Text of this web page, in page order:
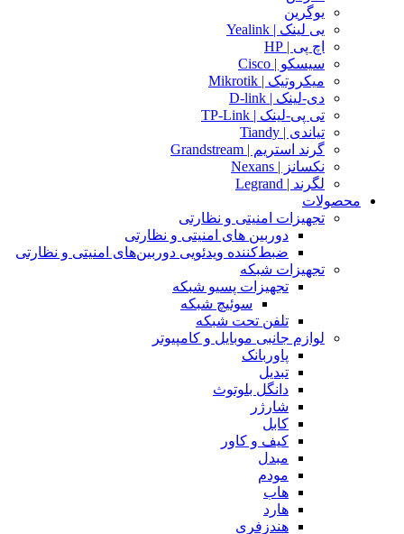
یوگرین
یی لینک | Yealink
اچ پی | HP
سیسکو | Cisco
میکروتیک | Mikrotik
دی-لینک | D-link
تی پی-لینک | TP-Link
تیاندی | Tiandy
گرند استریم | Grandstream
نکسانز | Nexans
لگرند | Legrand
محصولات
تجهیزات امنیتی و نظارتی
دوربین های امنیتی و نظارتی
ضبط‌کننده ویدئویی دوربین‌های امنیتی و نظارتی
تجهیزات شبکه
تجهیزات پسیو شبکه
سوئیچ‌ شبکه
تلفن تحت شبکه
لوازم جانبی موبایل و کامپیوتر
پاوربانک
تبدیل
دانگل بلوتوث
شارژر
کابل
کیف و کاور
مبدل
مودم
هاب
هارد
هندزفری